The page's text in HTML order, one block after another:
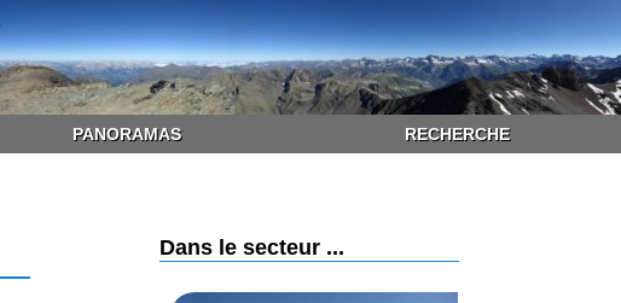
PANORAMAS RECHERCHE
Dans le secteur ...